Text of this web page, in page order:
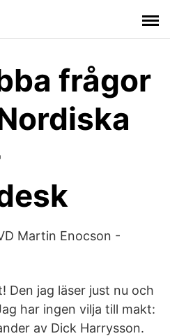
frågor
Martin Enocson -
Den jag läser just nu och
har ingen vilja till makt:
av Dick Harrysson.